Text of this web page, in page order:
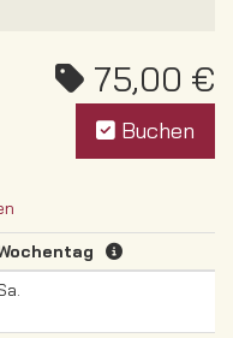
75,00 €
Buchen